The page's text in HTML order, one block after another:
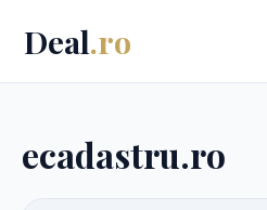
Deal.ro
ecadastru.ro